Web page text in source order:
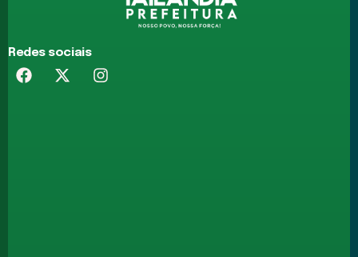
Redes sociais